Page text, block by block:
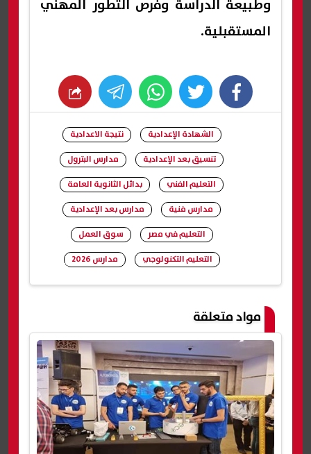
وطبيعة الدراسة وفرص التطور المهني
المستقبلية.
facebook
twitter
whats
شارك
الشهادة الإعدادية
نتيجة الاعدادية
تنسيق بعد الإعدادية
مدارس البترول
التعليم الفني
بدائل الثانوية العامة
مدارس فنية
مدارس بعد الإعدادية
التعليم في مصر
سوق العمل
التعليم التكنولوجي
مدارس 2026
مواد متعلقة